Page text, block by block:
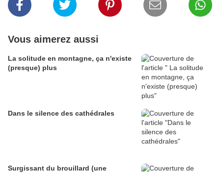
Vous aimerez aussi
La solitude en montagne, ça n'existe
(presque) plus
Dans le silence des cathédrales
Surgissant du brouillard (une